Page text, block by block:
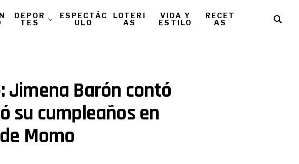
DEPOR
TES
ESPECTÁC
ULO
LOTERI
AS
VIDA Y
ESTILO
RECET
AS
Jimena Barón contó
su cumpleaños en
Momo